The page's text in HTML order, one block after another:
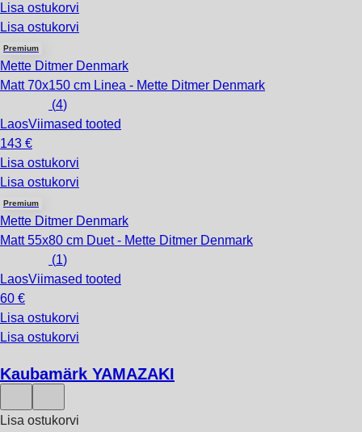
Lisa ostukorvi
Lisa ostukorvi
Premium
Mette Ditmer Denmark
Matt 70x150 cm Linea - Mette Ditmer Denmark
(4)
LaosViimased tooted
143 €
Lisa ostukorvi
Lisa ostukorvi
Premium
Mette Ditmer Denmark
Matt 55x80 cm Duet - Mette Ditmer Denmark
(1)
LaosViimased tooted
60 €
Lisa ostukorvi
Lisa ostukorvi
Kaubamärk YAMAZAKI
Lisa ostukorvi